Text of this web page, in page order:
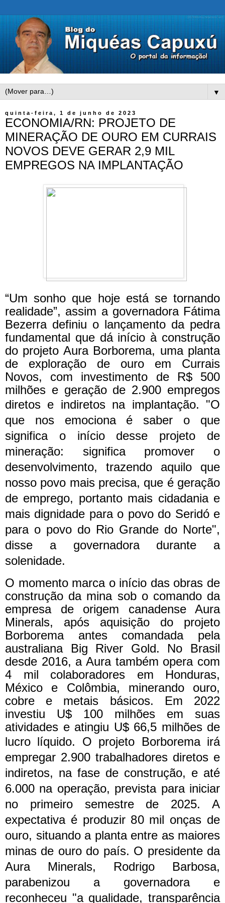
▼
quinta-feira, 1 de junho de 2023
ECONOMIA/RN: PROJETO DE
MINERAÇÃO DE OURO EM CURRAIS
NOVOS DEVE GERAR 2,9 MIL
EMPREGOS NA IMPLANTAÇÃO
“Um sonho que hoje está se tornando
realidade”, assim a governadora Fátima
Bezerra definiu o lançamento da pedra
fundamental que dá início à construção
do projeto Aura Borborema, uma planta
de exploração de ouro em Currais
Novos, com investimento de R$ 500
milhões e geração de 2.900 empregos
diretos e indiretos na implantação. "O
que nos emociona é saber o que
significa o início desse projeto de
mineração: significa promover o
desenvolvimento, trazendo aquilo que
nosso povo mais precisa, que é geração
de emprego, portanto mais cidadania e
mais dignidade para o povo do Seridó e
para o povo do Rio Grande do Norte",
disse a governadora durante a
solenidade.
O momento marca o início das obras de
construção da mina sob o comando da
empresa de origem canadense Aura
Minerals, após aquisição do projeto
Borborema antes comandada pela
australiana Big River Gold. No Brasil
desde 2016, a Aura também opera com
4 mil colaboradores em Honduras,
México e Colômbia, minerando ouro,
cobre e metais básicos. Em 2022
investiu U$ 100 milhões em suas
atividades e atingiu U$ 66,5 milhões de
lucro líquido. O projeto Borborema irá
empregar 2.900 trabalhadores diretos e
indiretos, na fase de construção, e até
6.000 na operação, prevista para iniciar
no primeiro semestre de 2025. A
expectativa é produzir 80 mil onças de
ouro, situando a planta entre as maiores
minas de ouro do país. O presidente da
Aura Minerals, Rodrigo Barbosa,
parabenizou a governadora e
reconheceu "a qualidade, transparência